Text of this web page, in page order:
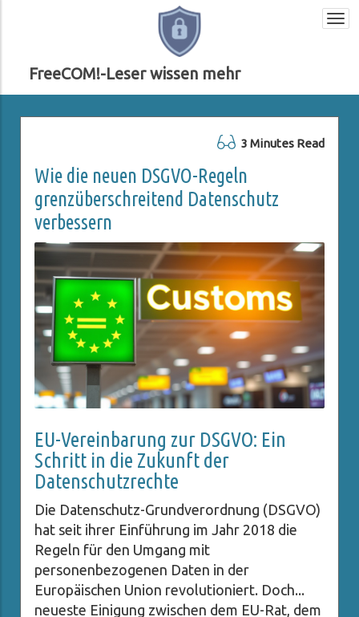
FreeCOM!-Leser wissen mehr
3 Minutes Read
Wie die neuen DSGVO-Regeln
grenzüberschreitend Datenschutz
verbessern
EU-Vereinbarung zur DSGVO: Ein
Schritt in die Zukunft der
Datenschutzrechte
Die Datenschutz-Grundverordnung (DSGVO)
hat seit ihrer Einführung im Jahr 2018 die
Regeln für den Umgang mit
personenbezogenen Daten in der
Europäischen Union revolutioniert. Doch...
neueste Einigung zwischen dem EU-Rat, dem